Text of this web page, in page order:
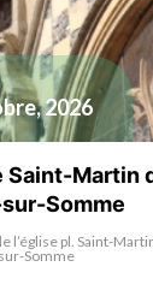
2026
Saint-Martin
Somme
l’église pl. Saint-
Somme